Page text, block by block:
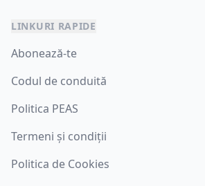
LINKURI RAPIDE
Abonează-te
Codul de conduită
Politica PEAS
Termeni și condiții
Politica de Cookies